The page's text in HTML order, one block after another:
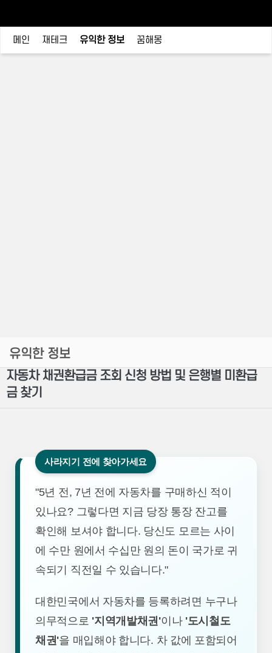
메인 재테크 유익한 정보 꿈해몽
유익한 정보
자동차 채권환급금 조회 신청 방법 및 은행별 미환급
금 찾기
사라지기 전에 찾아가세요
"5년 전, 7년 전에 자동차를 구매하신 적이
있나요? 그렇다면 지금 당장 통장 잔고를
확인해 보셔야 합니다. 당신도 모르는 사이
에 수만 원에서 수십만 원의 돈이 국가로 귀
속되기 직전일 수 있습니다."
대한민국에서 자동차를 등록하려면 누구나
의무적으로 '지역개발채권'이나 '도시철도
채권'을 매입해야 합니다. 차 값에 포함되어